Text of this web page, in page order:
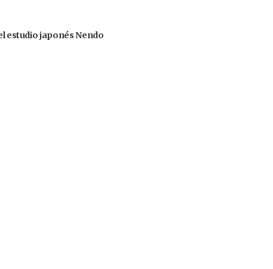
estudio japonés Nendo